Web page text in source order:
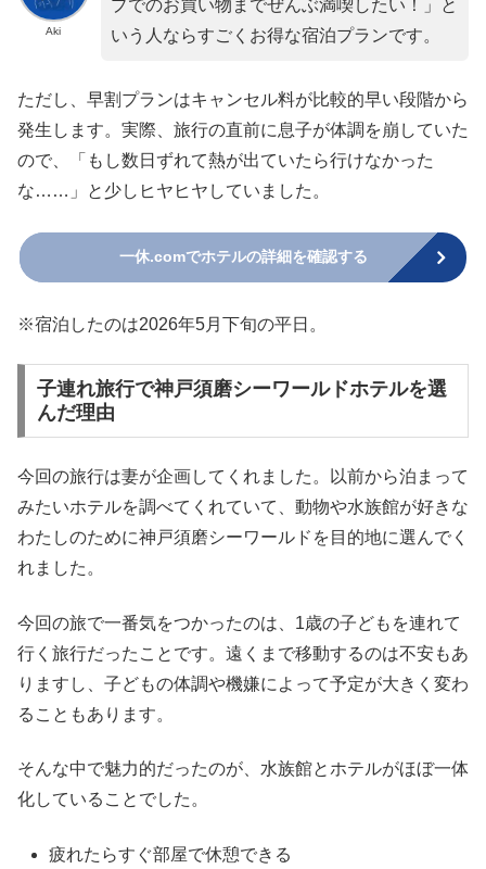
Aki
プでのお買い物までぜんぶ満喫したい！」と
いう人ならすごくお得な宿泊プランです。
ただし、早割プランはキャンセル料が比較的早い段階から
発生します。実際、旅行の直前に息子が体調を崩していた
ので、「もし数日ずれて熱が出ていたら行けなかった
な……」と少しヒヤヒヤしていました。
一休.comでホテルの詳細を確認する
※宿泊したのは2026年5月下旬の平日。
子連れ旅行で神戸須磨シーワールドホテルを選
んだ理由
今回の旅行は妻が企画してくれました。以前から泊まって
みたいホテルを調べてくれていて、動物や水族館が好きな
わたしのために神戸須磨シーワールドを目的地に選んでく
れました。
今回の旅で一番気をつかったのは、1歳の子どもを連れて
行く旅行だったことです。遠くまで移動するのは不安もあ
りますし、子どもの体調や機嫌によって予定が大きく変わ
ることもあります。
そんな中で魅力的だったのが、水族館とホテルがほぼ一体
化していることでした。
疲れたらすぐ部屋で休憩できる